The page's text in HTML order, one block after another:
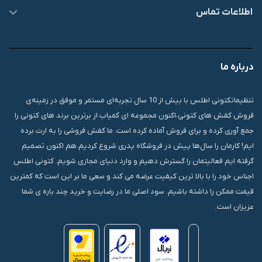
اطلاعات تماس
درباره ما
تنظیماتکتونی اطلس با بیش از 10 سال تجربه‌ای مستمر و موفق در زمینه‌ی
فروش کفش های کتونی،اکنون مجموعه ای کمیاب از برترین برند های کتونی را
جمع آوری کرده و برای فروش آماده کرده است. ما کفش فروشی را به ارث برده
ایم! کارمان را سال‌ها پیش در فروشگاه پدری شروع کردیم.هم اکنون تصمیم
گرفته ایم فعالیتمان را گسترش دهیم و وارد دنیای مجازی شویم. کتونی اطلس
اجناس خود را با بالا ترین کیفیت عرضه می کند و سعی ما بر این است که کمترین
قیمت ممکن را داشته باشیم. سود اصلی ما در رضایت و خرید چند باره ی شما
عزیزان است.